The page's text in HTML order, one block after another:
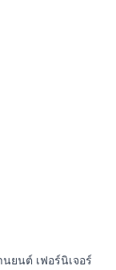
ยนต์ เฟอร์นิเจอร์